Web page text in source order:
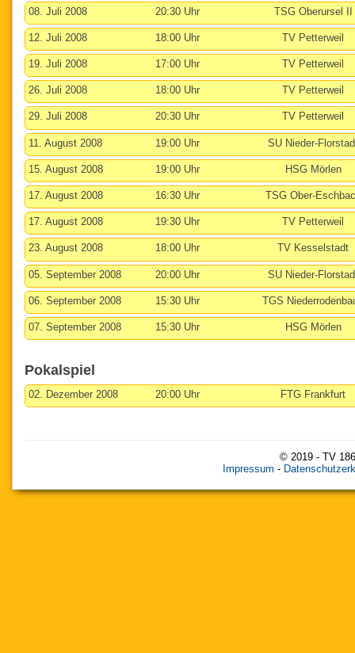
08. Juli 2008 20:30 Uhr TSG Oberursel II
12. Juli 2008 18:00 Uhr TV Petterweil
19. Juli 2008 17:00 Uhr TV Petterweil
26. Juli 2008 18:00 Uhr TV Petterweil
29. Juli 2008 20:30 Uhr TV Petterweil
11. August 2008 19:00 Uhr SU Nieder-
15. August 2008 19:00 Uhr HSG Mörlen
17. August 2008 16:30 Uhr TSG Ober-
17. August 2008 19:30 Uhr TV Petterweil
23. August 2008 18:00 Uhr TV Kesselstadt
05. September 2008 20:00 Uhr SU Nieder-
06. September 2008 15:30 Uhr TGS
07. September 2008 15:30 Uhr HSG Mörlen
Pokalspiel
02. Dezember 2008 20:00 Uhr FTG Frankfurt
© 2019 - TV
Impressum -